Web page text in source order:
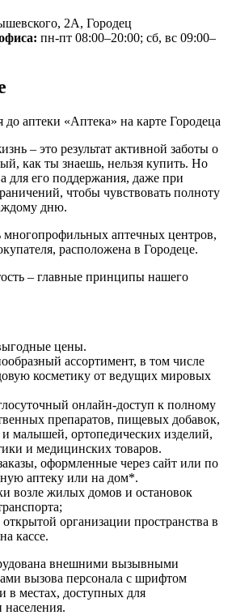
2А, Городец
пн-пт 08:00–20:00; сб, вс 09:00–
до аптеки «Аптека» на карте Городеца
– это результат активной заботы о
как ты знаешь, нельзя купить. Но
для его поддержания, даже при
чтобы чувствовать полноту
дню.
многопрофильных аптечных центров,
расположена в Городеце.
– главные принципы нашего
цены.
ассортимент, в том числе
косметику от ведущих мировых
онлайн-доступ к полному
препаратов, пищевых добавок,
малышей, ортопедических изделий,
и медицинских товаров.
оформленные через сайт или по
аптеку или на дом*.
возле жилых домов и остановок
организации пространства в
кассе.
внешними вызывными
вызова персонала с шрифтом
в местах, доступных для